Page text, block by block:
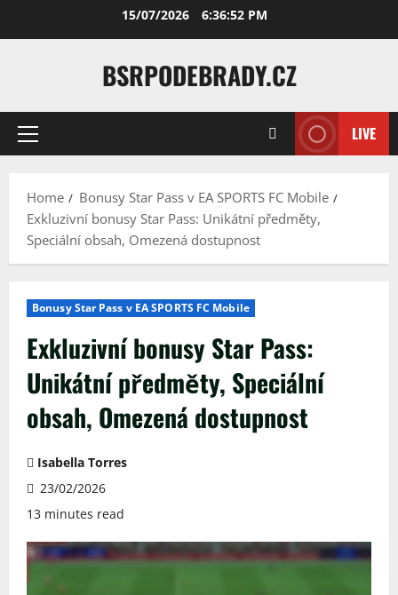
15/07/2026 6:36:53 PM
BSRPODEBRADY.CZ
Primary
LIVE
Home
Bonusy Star Pass v EA SPORTS FC Mobile
Exkluzivní bonusy Star Pass: Unikátní předměty,
Speciální obsah, Omezená dostupnost
Bonusy Star Pass v EA SPORTS FC Mobile
Exkluzivní bonusy Star Pass:
Unikátní předměty, Speciální
obsah, Omezená dostupnost
Isabella Torres
23/02/2026
13 minutes read